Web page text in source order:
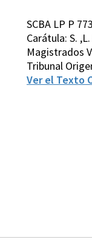
SCBA LP P
Carátula: S.
Magistrados
Tribunal
Ver el Texto